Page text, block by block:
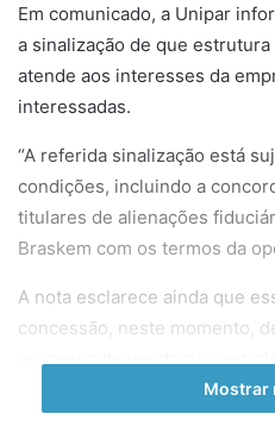
Em comunicado, a Unipar
a sinalização de que
atende aos interesses da
interessadas.
“A referida sinalização está
condições, incluindo a
titulares de alienações
Braskem com os termos da
A nota esclarece ainda que
concessão, neste momento,
Em junho, a Unipar ofereceu
Mostrar